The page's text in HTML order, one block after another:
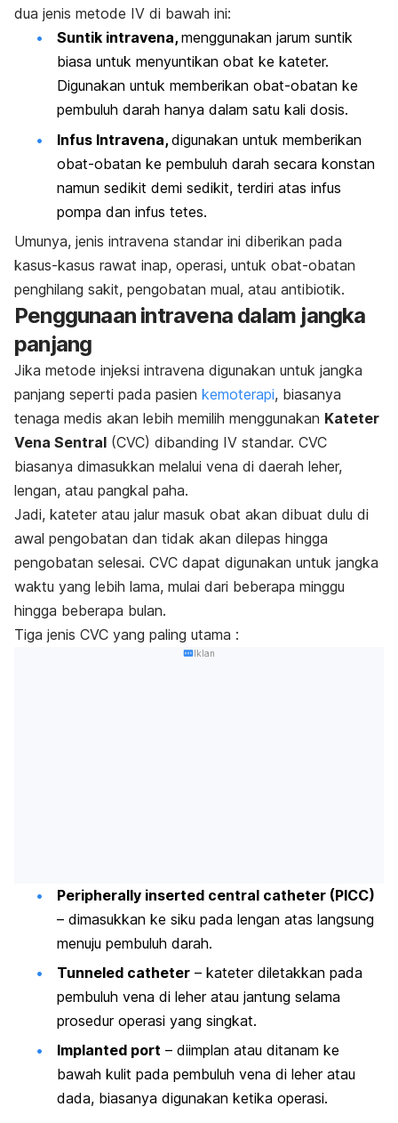
dua jenis metode IV di bawah ini:
Suntik intravena, menggunakan jarum suntik
biasa untuk menyuntikan obat ke kateter.
Digunakan untuk memberikan obat-obatan ke
pembuluh darah hanya dalam satu kali dosis.
Infus Intravena, digunakan untuk memberikan
obat-obatan ke pembuluh darah secara konstan
namun sedikit demi sedikit, terdiri atas infus
pompa dan infus tetes.
Umunya, jenis intravena standar ini diberikan pada
kasus-kasus rawat inap, operasi, untuk obat-obatan
penghilang sakit, pengobatan mual, atau antibiotik.
Penggunaan intravena dalam jangka
panjang
Jika metode injeksi intravena digunakan untuk jangka
panjang seperti pada pasien kemoterapi, biasanya
tenaga medis akan lebih memilih menggunakan Kateter
Vena Sentral (CVC) dibanding IV standar. CVC
biasanya dimasukkan melalui vena di daerah leher,
lengan, atau pangkal paha.
Jadi, kateter atau jalur masuk obat akan dibuat dulu di
awal pengobatan dan tidak akan dilepas hingga
pengobatan selesai. CVC dapat digunakan untuk jangka
waktu yang lebih lama, mulai dari beberapa minggu
hingga beberapa bulan.
Tiga jenis CVC yang paling utama :
Iklan
Peripherally inserted central catheter (PICC)
– dimasukkan ke siku pada lengan atas langsung
menuju pembuluh darah.
Tunneled catheter – kateter diletakkan pada
pembuluh vena di leher atau jantung selama
prosedur operasi yang singkat.
Implanted port – diimplan atau ditanam ke
bawah kulit pada pembuluh vena di leher atau
dada, biasanya digunakan ketika operasi.